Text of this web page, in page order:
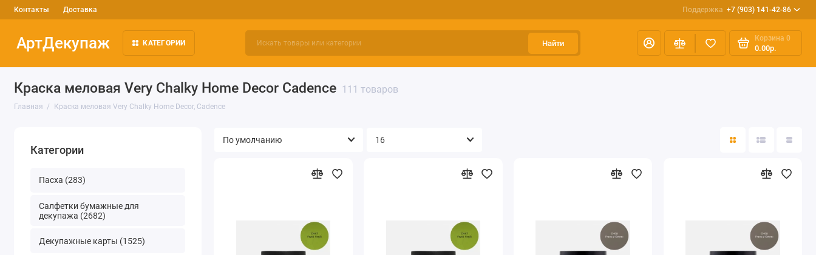
Контакты Доставка Поддержка +7 (903) 141-42-86
АртДекупаж КАТЕГОРИИ Найти
Корзина 0
0.00р.
Краска меловая Very Chalky Home Decor Cadence 111 товаров
Главная Краска меловая Very Chalky Home Decor, Cadence
Категории
Пасха (283)
Салфетки бумажные для
декупажа (2682)
Декупажные карты (1525)